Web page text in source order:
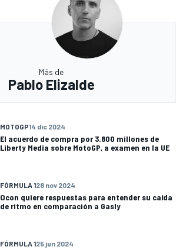
Más de
Pablo Elizalde
MOTOGP14 dic 2024
El acuerdo de compra por 3.800 millones de
Liberty Media sobre MotoGP, a examen en la UE
FÓRMULA 128 nov 2024
Ocon quiere respuestas para entender su caída
de ritmo en comparación a Gasly
FÓRMULA 125 jun 2024